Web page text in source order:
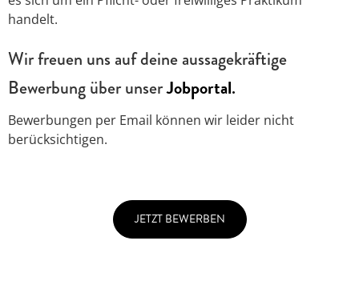
handelt.
Wir freuen uns auf deine aussagekräftige
Bewerbung über unserJobportal.
Bewerbungen per Email können wir leider nicht
berücksichtigen.
JETZT BEWERBEN